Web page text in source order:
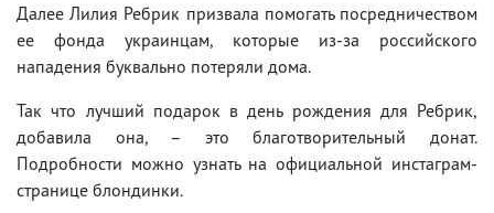
Далее Лилия Ребрик призвала помогать посредничеством
ее фонда украинцам, которые из-за российского
нападения буквально потеряли дома.
Так что лучший подарок в день рождения для Ребрик,
добавила она, – это благотворительный донат.
Подробности можно узнать на официальной инстаграм-
странице блондинки.